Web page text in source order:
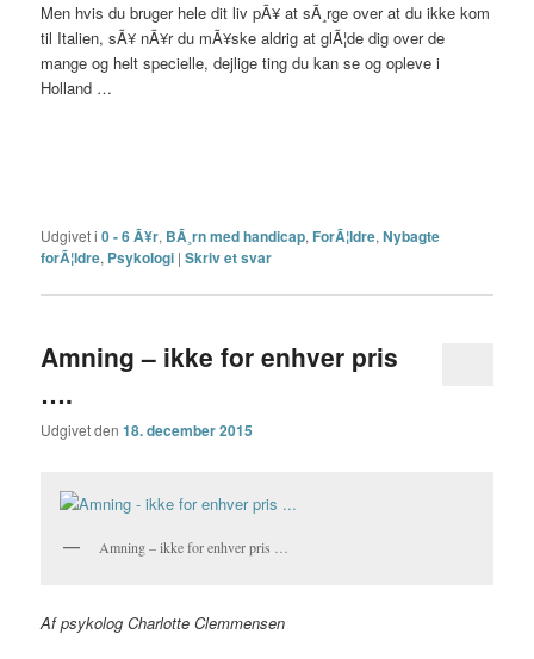
Men hvis du bruger hele dit liv pÃ¥ at sÃ¸rge over at du ikke kom
til Italien, sÃ¥ nÃ¥r du mÃ¥ske aldrig at glÃ¦de dig over de
mange og helt specielle, dejlige ting du kan se og opleve i
Holland …
Udgivet i 0 - 6 Ã¥r, BÃ¸rn med handicap, ForÃ¦ldre,Nybagte
forÃ¦ldre, Psykologi |Skriv et svar
Amning – ikke for enhver pris
….
Udgivet den18. december 2015
Amning – ikke for enhver pris …
Af psykolog Charlotte Clemmensen